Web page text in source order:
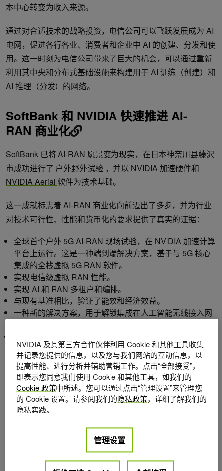
本中心转变为收入来源。
通过对合适技术的战略投资，电信公司可以飞跃发展成为 AI
电网，促进各行各业、消费者和企业中 AI 的创建、分发和使
用。这一时刻为电信公司带来了巨大的机会，可以通过重新
利用其中央和分布式基础设施来构建用于 AI 训练（创建）和
AI 推理（分发）的网络。
SoftBank 和 NVIDIA 快速推进 AI-
RAN 商业化
SoftBank 已将 AI-RAN 愿景变为现实，在日本神奈川县藤沢
市成功进行了 户外野外试验 ，并以 NVIDIA 加速硬件和
NVIDIA Aerial 软件为技术基础。
这一成就标志着 AI-RAN 商业化向前迈出了多步，并为行业
对技术可行性、性能和货币化的要求提供了真实的证据：
全球首个户外 5G AI-RAN 现场试验，在 NVIDIA 加速计算
平台上运行。这是一种端到端解决方案，基于与 5G 核心
集成的全栈虚拟 5G RAN 软件。
实现电信级虚拟 RAN 性能。
实现 AI 和 RAN 多租户和编排。
与现有基准相比，验证了能效和经济效益。
一种新的解决方案，用于解锁集成在人工智能无线接入网
最重要的是，SoftBank 的目标是在 2026 年商用发布自己的
AI-RAN 产品，以便在全球部署。
为了帮助其他移动网络运营商立即开始其 AI-RAN 之旅，
SoftBank 还计划提供一个参考套件，其中包括快速轻松地试
端到端 AI-RAN 解决方案和现场结果
NVIDIA 及其第三方合作伙伴利用 Cookie 和其他工具收集
并记录您提供的信息，以及您与我们网站的互动信息，以
提高性能、进行分析并辅助营销工作。点击“全部接受”，
即表示您同意我们使用 Cookie 和其他工具，如我们的
Cookie 政策中所述。您可以通过点击“管理设置”来管理您
的 Cookie 设置。请参阅我们的隐私政策，详细了解我们的
隐私实践。
管理设置